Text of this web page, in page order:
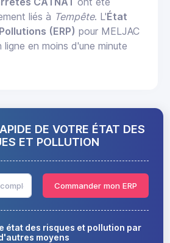
liés à Tempête. L'État
(ERP) pour MELJAC
en moins d'une minute
DE VOTRE ÉTAT DES
ET POLLUTION
Commander mon ERP
état des risques et pollution par
moyens